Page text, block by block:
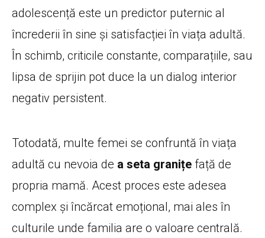
adolescență este un predictor puternic al
încrederii în sine și satisfacției în viața adultă.
În schimb, criticile constante, comparațiile, sau
lipsa de sprijin pot duce la un dialog interior
negativ persistent.
Totodată, multe femei se confruntă în viața
adultă cu nevoia de a seta granițe față de
propria mamă. Acest proces este adesea
complex și încărcat emoțional, mai ales în
culturile unde familia are o valoare centrală.